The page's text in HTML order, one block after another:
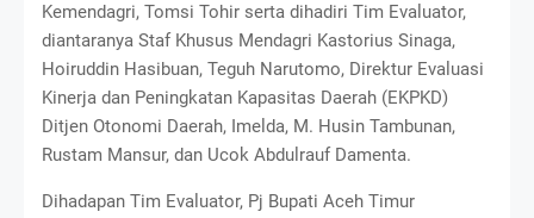
Kemendagri, Tomsi Tohir serta dihadiri Tim Evaluator,
diantaranya Staf Khusus Mendagri Kastorius Sinaga,
Hoiruddin Hasibuan, Teguh Narutomo, Direktur Evaluasi
Kinerja dan Peningkatan Kapasitas Daerah (EKPKD)
Ditjen Otonomi Daerah, Imelda, M. Husin Tambunan,
Rustam Mansur, dan Ucok Abdulrauf Damenta.
Dihadapan Tim Evaluator, Pj Bupati Aceh Timur